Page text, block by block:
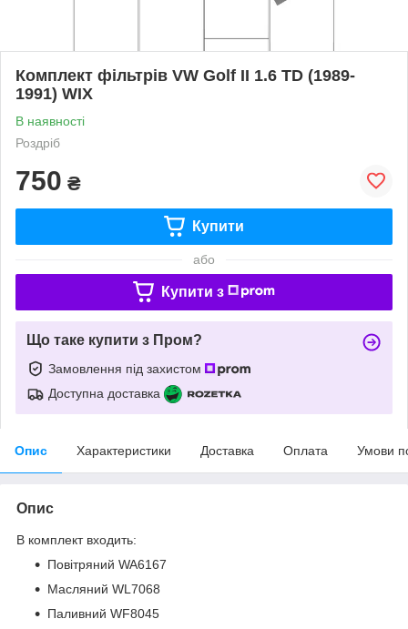
Комплект фільтрів VW Golf II 1.6 TD (1989-
1991) WIX
В наявності
Роздріб
750 ₴
Купити
або
Купити з
Що таке купити з Пром?
Замовлення під захистом
Доступна доставка
Опис Характеристики Доставка Оплата Умови
Опис
В комплект входить:
Повітряний WA6167
Масляний WL7068
Паливний WF8045